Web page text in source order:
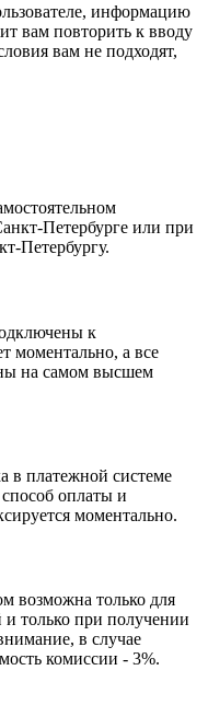
информацию
вам повторить к вводу
вам не подходят,
Петербурге или при
Петербургу.
к
моментально, а все
на самом высшем
в платежной системе
оплаты и
моментально.
возможна только для
и только при получении
в случае
комиссии - 3%.